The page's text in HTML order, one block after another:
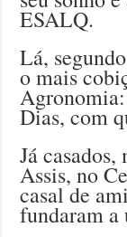
ESALQ.
Lá,
o mais
Dias, com
Já
Assis, no
casal de
fundaram a